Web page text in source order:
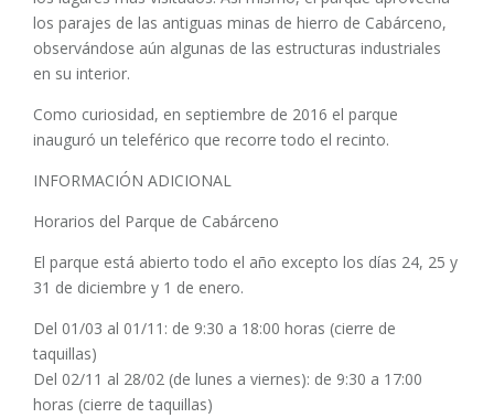
los parajes de las antiguas minas de hierro de Cabárceno,
observándose aún algunas de las estructuras industriales
en su interior.
Como curiosidad, en septiembre de 2016 el parque
inauguró un teleférico que recorre todo el recinto.
INFORMACIÓN ADICIONAL
Horarios del Parque de Cabárceno
El parque está abierto todo el año excepto los días 24, 25 y
31 de diciembre y 1 de enero.
Del 01/03 al 01/11: de 9:30 a 18:00 horas (cierre de
taquillas)
Del 02/11 al 28/02 (de lunes a viernes): de 9:30 a 17:00
horas (cierre de taquillas)